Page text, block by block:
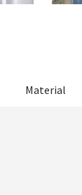
Material